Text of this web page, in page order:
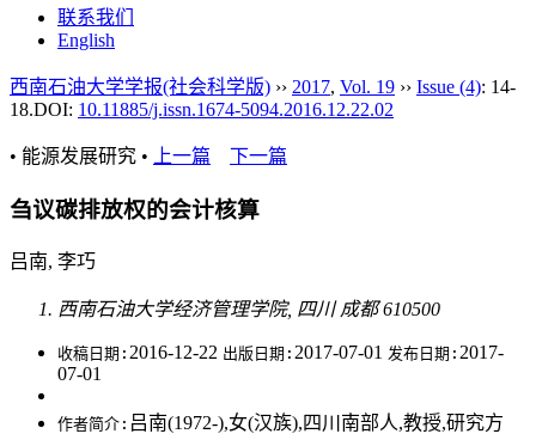
联系我们
English
西南石油大学学报(社会科学版) ›› 2017, Vol. 19 ›› Issue (4): 14-
18.DOI: 10.11885/j.issn.1674-5094.2016.12.22.02
• 能源发展研究 • 上一篇 下一篇
刍议碳排放权的会计核算
吕南, 李巧
西南石油大学经济管理学院, 四川 成都 610500
收稿日期: 2016-12-22 出版日期: 2017-07-01 发布日期: 2017-
07-01
作者简介: 吕南(1972-),女(汉族),四川南部人,教授,研究方